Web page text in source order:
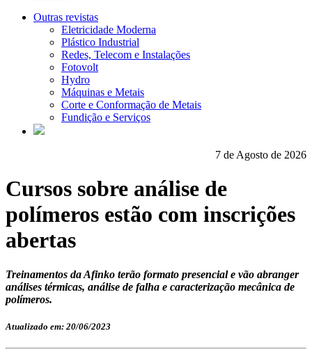
Outras revistas
Eletricidade Moderna
Plástico Industrial
Redes, Telecom e Instalações
Fotovolt
Hydro
Máquinas e Metais
Corte e Conformação de Metais
Fundição e Serviços
7 de Agosto de 2026
Cursos sobre análise de
polímeros estão com inscrições
abertas
Treinamentos da Afinko terão formato presencial e vão abranger
análises térmicas, análise de falha e caracterização mecânica de
polímeros.
Atualizado em: 20/06/2023